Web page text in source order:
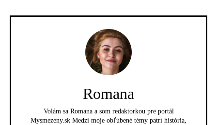
Romana
Volám sa Romana a som redaktorkou pre portál
Mysmezeny.sk Medzi moje obľúbené témy patrí história,